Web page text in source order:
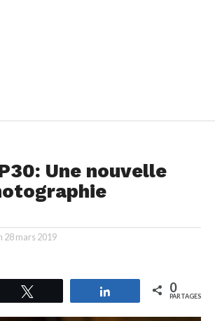
Une nouvelle
28 mars 2019
Partagez 0
PARTAGES